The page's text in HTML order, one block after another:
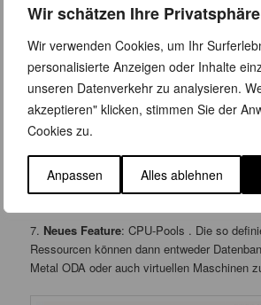
Wir schätzen Ihre Privatsphäre
Wir verwenden Cookies, um Ihr
personalisierte Anzeigen oder Inhalte
unseren Datenverkehr zu analysieren.
akzeptieren" klicken, stimmen Sie der
Cookies zu.
Anpassen Alles ablehnen
Quelle: Oracle
7. Neues Feature: CPU-Pools . Die so
Ressourcen können dann entweder
Metal ODA oder auch virtuellen Maschinen